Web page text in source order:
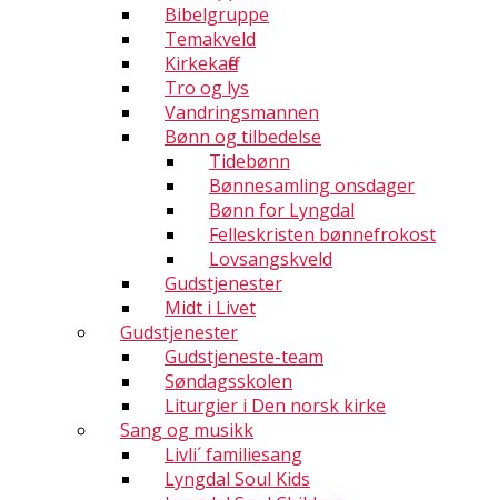
Bibelgruppe
Temakveld
Kirkekaffe
Tro og lys
Vandringsmannen
Bønn og tilbedelse
Tidebønn
Bønnesamling onsdager
Bønn for Lyngdal
Felleskristen bønnefrokost
Lovsangskveld
Gudstjenester
Midt i Livet
Gudstjenester
Gudstjeneste-team
Søndagsskolen
Liturgier i Den norsk kirke
Sang og musikk
Livli´ familiesang
Lyngdal Soul Kids